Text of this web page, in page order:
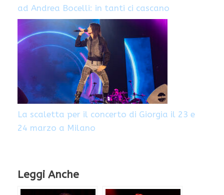
ad Andrea Bocelli: in tanti ci cascano
La scaletta per il concerto di Giorgia il 23 e
24 marzo a Milano
Leggi Anche